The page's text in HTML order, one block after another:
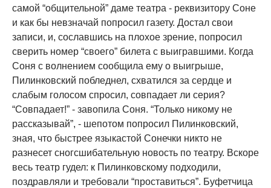
самой “общительной” даме театра - реквизитору Соне
и как бы невзначай попросил газету. Достал свои
записи, и, сославшись на плохое зрение, попросил
сверить номер “своего” билета с выигравшими. Когда
Соня с волнением сообщила ему о выигрыше,
Пилинковский побледнел, схватился за сердце и
слабым голосом спросил, совпадает ли серия?
“Совпадает!” - завопила Соня. “Только никому не
рассказывай”, - шепотом попросил Пилинковский,
зная, что быстрее языкастой Сонечки никто не
разнесет сногсшибательную новость по театру. Вскоре
весь театр гудел: к Пилинковскому подходили,
поздравляли и требовали “проставиться”. Буфетчица